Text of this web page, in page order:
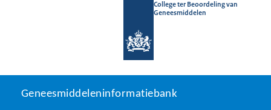
College ter Beoordeling van
Geneesmiddelen
Geneesmiddeleninformatiebank
U
Geneesmiddeleninformatiebank